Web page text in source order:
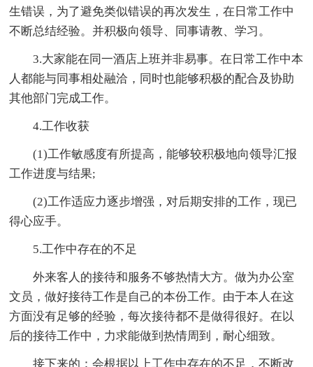
生错误，为了避免类似错误的再次发生，在日常工作中
不断总结经验。并积极向领导、同事请教、学习。
3.大家能在同一酒店上班并非易事。在日常工作中本
人都能与同事相处融洽，同时也能够积极的配合及协助
其他部门完成工作。
4.工作收获
(1)工作敏感度有所提高，能够较积极地向领导汇报
工作进度与结果;
(2)工作适应力逐步增强，对后期安排的工作，现已
得心应手。
5.工作中存在的不足
外来客人的接待和服务不够热情大方。做为办公室
文员，做好接待工作是自己的本份工作。由于本人在这
方面没有足够的经验，每次接待都不是做得很好。在以
后的接待工作中，力求能做到热情周到，耐心细致。
接下来的：会根据以上工作中存在的不足，不断改